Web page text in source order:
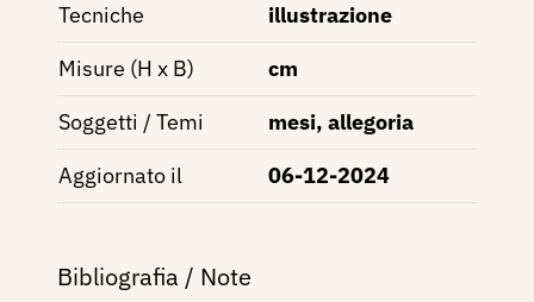
Tecniche
illustrazione
Misure (H x B)
cm
Soggetti / Temi
mesi, allegoria
Aggiornato il
06-12-2024
Bibliografia / Note